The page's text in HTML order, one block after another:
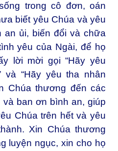
trong cô đơn, oán
biết yêu Chúa và yêu
an ủi, biến đổi và chữa
yêu của Ngài, để họ
lời mời gọi “Hãy yêu
và “Hãy yêu tha nhân
Chúa thương đến các
ban ơn bình an, giúp
Chúa trên hết và yêu
Xin Chúa thương
luyện ngục, xin cho họ